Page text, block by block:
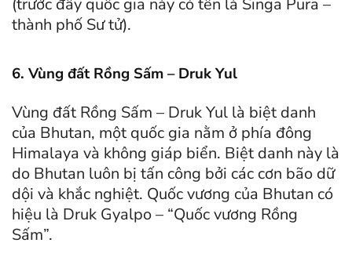
(trước đây quốc gia này có tên là Singa Pura –
thành phố Sư tử).
6. Vùng đất Rồng Sấm – Druk Yul
Vùng đất Rồng Sấm – Druk Yul là biệt danh
của Bhutan, một quốc gia nằm ở phía đông
Himalaya và không giáp biển. Biệt danh này là
do Bhutan luôn bị tấn công bởi các cơn bão dữ
dội và khắc nghiệt. Quốc vương của Bhutan có
hiệu là Druk Gyalpo – “Quốc vương Rồng
Sấm”.